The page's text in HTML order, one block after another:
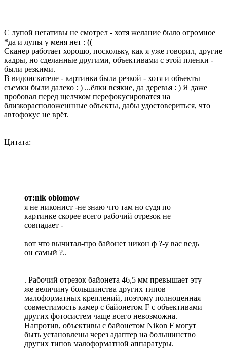
С лупой негативы не смотрел - хотя желание было огромное
*да и лупы у меня нет : ((
Сканер работает хорошо, поскольку, как я уже говорил, другие
кадры, но сделанные другими, объективами с этой пленки -
были резкими.
В видоискателе - картинка была резкой - хотя и объекты
съемки были далеко : ) ...ёлки всякие, да деревья : ) Я даже
пробовал перед щелчком перефокусироватся на
близкорасположеннные объекты, дабы удостовериться, что
автофокус не врёт.
Цитата:
от:nik oblomow
я не никонист -не знаю что там но судя по
картинке скорее всего рабочий отрезок не
совпадает -
вот что вычитал-про байонет никон ф ?-у вас ведь
он самый ?..
. Рабочий отрезок байонета 46,5 мм превышает эту
же величину большинства других типов
малоформатных креплений, поэтому полноценная
совместимость камер с байонетом F с объективами
других фотосистем чаще всего невозможна.
Напротив, объективы с байонетом Nikon F могут
быть установлены через адаптер на большинство
других типов малоформатной аппаратуры.